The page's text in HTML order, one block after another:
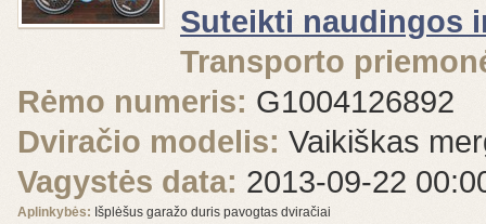
Suteikti naudingos
Transporto
Rėmo numeris: G1004126892
Dviračio modelis: Vaikiškas
Vagystės data: 2013-09-22
Aplinkybės: Išplėšus garažo duris pavogtas dviračiai